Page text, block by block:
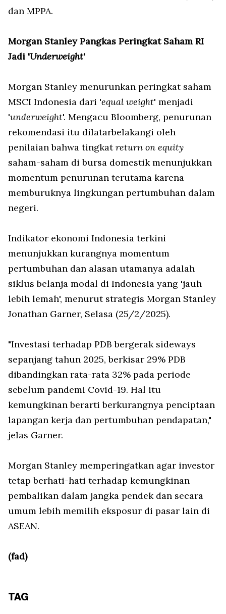
dan MPPA.
Morgan Stanley Pangkas Peringkat Saham RI
Jadi 'Underweight'
Morgan Stanley menurunkan peringkat saham
MSCI Indonesia dari 'equal weight' menjadi
'underweight'. Mengacu Bloomberg, penurunan
rekomendasi itu dilatarbelakangi oleh
penilaian bahwa tingkatreturn on equity
saham-saham di bursa domestik menunjukkan
momentum penurunan terutama karena
memburuknya lingkungan pertumbuhan dalam
negeri.
Indikator ekonomi Indonesia terkini
menunjukkan kurangnya momentum
pertumbuhan dan alasan utamanya adalah
siklus belanja modal di Indonesia yang 'jauh
lebih lemah', menurut strategis Morgan Stanley
Jonathan Garner, Selasa (25/2/2025).
"Investasi terhadap PDB bergerak sideways
sepanjang tahun 2025, berkisar 29% PDB
dibandingkan rata-rata 32% pada periode
sebelum pandemi Covid-19. Hal itu
kemungkinan berarti berkurangnya penciptaan
lapangan kerja dan pertumbuhan pendapatan,"
jelas Garner.
Morgan Stanley memperingatkan agar investor
tetap berhati-hati terhadap kemungkinan
pembalikan dalam jangka pendek dan secara
umum lebih memilih eksposur di pasar lain di
ASEAN.
(fad)
TAG